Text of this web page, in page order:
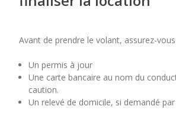
Avant de prendre le volant, assurez-vous
Un permis à jour
Une carte bancaire au nom du
caution.
Un relevé de domicile, si demandé par